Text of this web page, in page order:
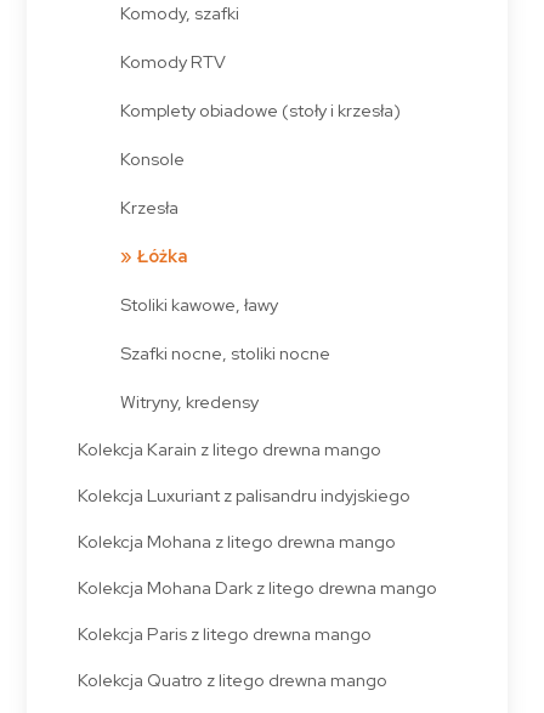
Komody, szafki
Komody RTV
Komplety obiadowe (stoły i krzesła)
Konsole
Krzesła
Łóżka
Stoliki kawowe, ławy
Szafki nocne, stoliki nocne
Witryny, kredensy
Kolekcja Karain z litego drewna mango
Kolekcja Luxuriant z palisandru indyjskiego
Kolekcja Mohana z litego drewna mango
Kolekcja Mohana Dark z litego drewna mango
Kolekcja Paris z litego drewna mango
Kolekcja Quatro z litego drewna mango